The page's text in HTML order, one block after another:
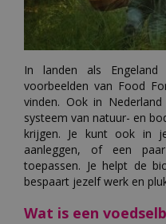
In landen als
voorbeelden van Food
vinden. Ook in
systeem van natuur- en
krijgen. Je kunt ook in
aanleggen, of een
toepassen. Je helpt de
bespaart jezelf werk en
Wat is een